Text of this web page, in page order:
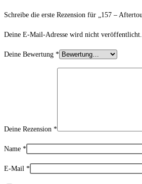
Schreibe die erste Rezension für „157 –
Deine E-Mail-Adresse wird nicht veröffentlicht.
Deine Bewertung *
Deine Rezension *
Name *
E-Mail *